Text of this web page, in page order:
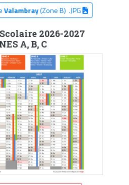
Valambray(Zone B) .JPG
2026-2027
A, B, C